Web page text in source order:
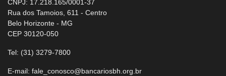
CNPJ: 17.218.165/0001-37
Rua dos Tamoios, 611 - Centro
Belo Horizonte - MG
CEP 30120-050
Tel: (31) 3279-7800
E-mail: fale_conosco@bancariosbh.org.br